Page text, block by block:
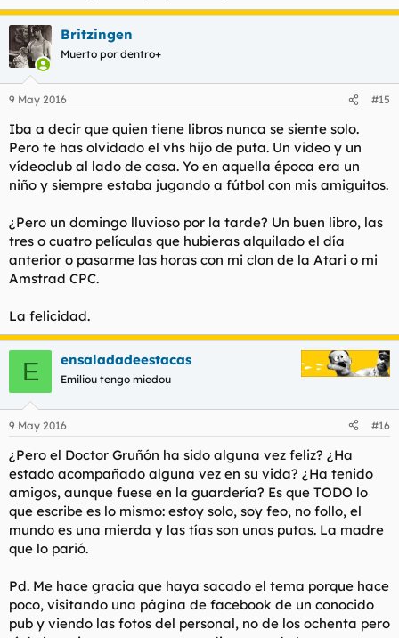
Britzingen
Muerto por dentro+
9 May 2016 #15
Iba a decir que quien tiene libros nunca se siente solo.
Pero te has olvidado el vhs hijo de puta. Un video y un
vídeoclub al lado de casa. Yo en aquella época era un
niño y siempre estaba jugando a fútbol con mis amiguitos.
¿Pero un domingo lluvioso por la tarde? Un buen libro, las
tres o cuatro películas que hubieras alquilado el día
anterior o pasarme las horas con mi clon de la Atari o mi
Amstrad CPC.
La felicidad.
E ensaladadeestacas
Emiliou tengo miedou
9 May 2016 #16
¿Pero el Doctor Gruñón ha sido alguna vez feliz? ¿Ha
estado acompañado alguna vez en su vida? ¿Ha tenido
amigos, aunque fuese en la guardería? Es que TODO lo
que escribe es lo mismo: estoy solo, soy feo, no follo, el
mundo es una mierda y las tías son unas putas. La madre
que lo parió.
Pd. Me hace gracia que haya sacado el tema porque hace
poco, visitando una página de facebook de un conocido
pub y viendo las fotos del personal, no de los ochenta pero